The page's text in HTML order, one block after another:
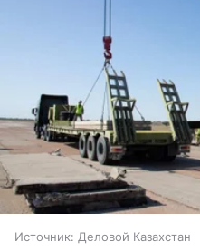
Источник: Деловой Казахстан